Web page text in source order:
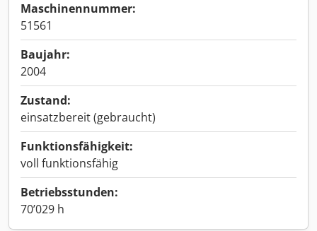
Maschinennummer:
51561
Baujahr:
2004
Zustand:
einsatzbereit (gebraucht)
Funktionsfähigkeit:
voll funktionsfähig
Betriebsstunden:
70’029 h